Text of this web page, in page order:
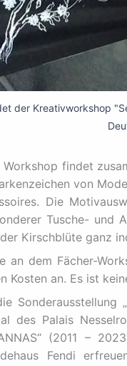
der Kreativworkshop
findet
von
Die
Tusche- und
Kirschblüte ganz
an dem Fächer-
Kosten an. Es ist
Sonderausstellung
des Palais
(2011 –
Fendi